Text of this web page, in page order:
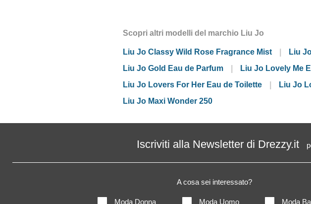
Scopri altri modelli del marchio Liu Jo
Liu Jo Classy Wild Rose Fragrance Mist Liu
Liu Jo Gold Eau de Parfum
Liu Jo Lovely Me
Liu Jo Lovers For Her Eau de Toilette
Liu Jo
Liu Jo Maxi Wonder 250
Iscriviti alla Newsletter di Drezzy.it
A cosa sei interessato?
Moda Donna Moda Uomo Moda